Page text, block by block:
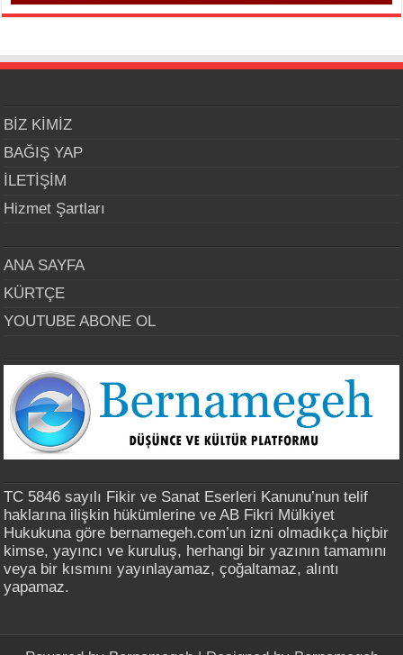
BİZ KİMİZ
BAĞIŞ YAP
İLETİŞİM
Hizmet Şartları
ANA SAYFA
KÜRTÇE
YOUTUBE ABONE OL
TC 5846 sayılı Fikir ve Sanat Eserleri Kanunu’nun telif
haklarına ilişkin hükümlerine ve AB Fikri Mülkiyet
Hukukuna göre bernamegeh.com’un izni olmadıkça hiçbir
kimse, yayıncı ve kuruluş, herhangi bir yazının tamamını
veya bir kısmını yayınlayamaz, çoğaltamaz, alıntı
yapamaz.